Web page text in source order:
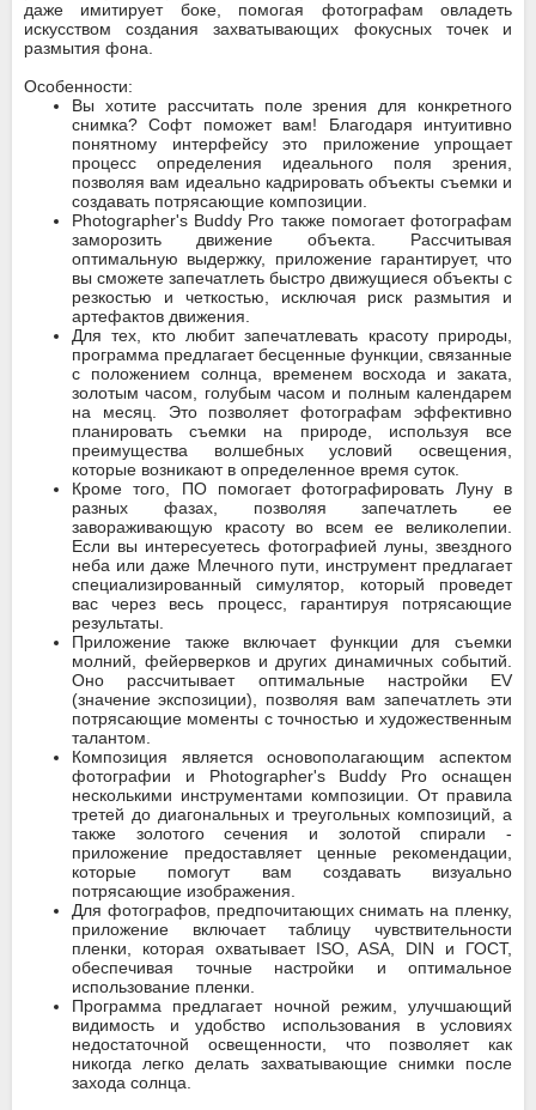
даже имитирует боке, помогая фотографам овладеть
искусством создания захватывающих фокусных точек и
размытия фона.
Особенности:
Вы хотите рассчитать поле зрения для конкретного
снимка? Софт поможет вам! Благодаря интуитивно
понятному интерфейсу это приложение упрощает
процесс определения идеального поля зрения,
позволяя вам идеально кадрировать объекты съемки и
создавать потрясающие композиции.
Photographer's Buddy Pro также помогает фотографам
заморозить движение объекта. Рассчитывая
оптимальную выдержку, приложение гарантирует, что
вы сможете запечатлеть быстро движущиеся объекты с
резкостью и четкостью, исключая риск размытия и
артефактов движения.
Для тех, кто любит запечатлевать красоту природы,
программа предлагает бесценные функции, связанные
с положением солнца, временем восхода и заката,
золотым часом, голубым часом и полным календарем
на месяц. Это позволяет фотографам эффективно
планировать съемки на природе, используя все
преимущества волшебных условий освещения,
которые возникают в определенное время суток.
Кроме того, ПО помогает фотографировать Луну в
разных фазах, позволяя запечатлеть ее
завораживающую красоту во всем ее великолепии.
Если вы интересуетесь фотографией луны, звездного
неба или даже Млечного пути, инструмент предлагает
специализированный симулятор, который проведет
вас через весь процесс, гарантируя потрясающие
результаты.
Приложение также включает функции для съемки
молний, фейерверков и других динамичных событий.
Оно рассчитывает оптимальные настройки EV
(значение экспозиции), позволяя вам запечатлеть эти
потрясающие моменты с точностью и художественным
талантом.
Композиция является основополагающим аспектом
фотографии и Photographer's Buddy Pro оснащен
несколькими инструментами композиции. От правила
третей до диагональных и треугольных композиций, а
также золотого сечения и золотой спирали -
приложение предоставляет ценные рекомендации,
которые помогут вам создавать визуально
потрясающие изображения.
Для фотографов, предпочитающих снимать на пленку,
приложение включает таблицу чувствительности
пленки, которая охватывает ISO, ASA, DIN и ГОСТ,
обеспечивая точные настройки и оптимальное
использование пленки.
Программа предлагает ночной режим, улучшающий
видимость и удобство использования в условиях
недостаточной освещенности, что позволяет как
никогда легко делать захватывающие снимки после
захода солнца.